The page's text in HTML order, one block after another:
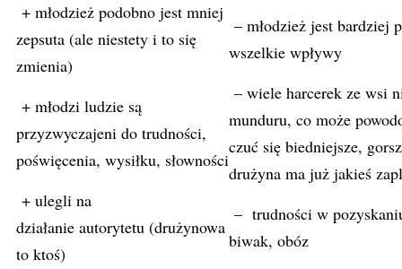
+ młodzież podobno jest mniej
zepsuta (ale niestety i to się
zmienia)
– młodzież jest bardziej
wszelkie wpływy
+ młodzi ludzie są
przyzwyczajeni do trudności,
poświęcenia, wysiłku, słowności
– wiele harcerek ze wsi
munduru, co może
czuć się biedniejsze,
drużyna ma już jakieś
+ ulegli na
działanie autorytetu (drużynowa
to ktoś)
– trudności w
biwak, obóz